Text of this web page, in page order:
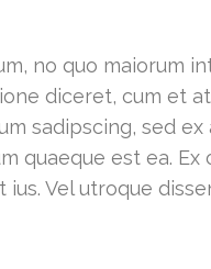
no quo maiorum
diceret, cum et
sadipscing, sed
quaeque est ea.
Vel utroque